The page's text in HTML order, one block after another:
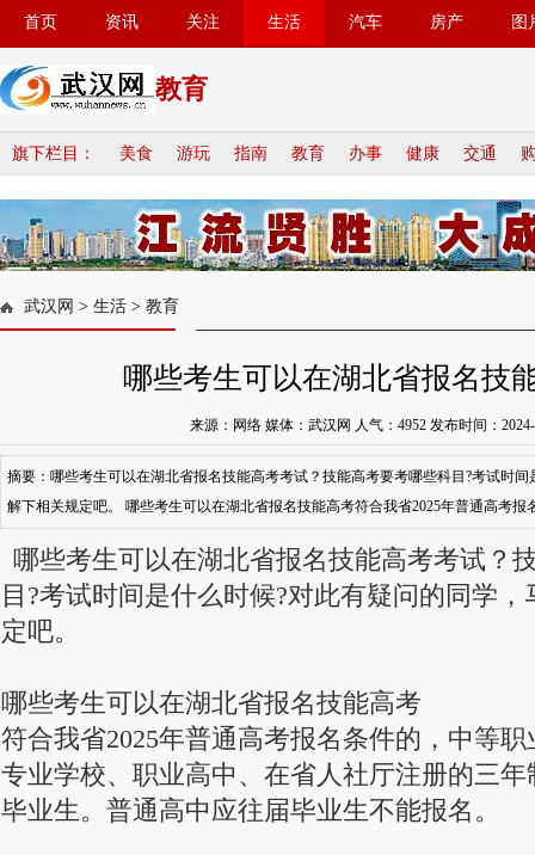
首页 资讯 关注 生活 汽车 房产 图
教育
旗下栏目： 美食 游玩 指南 教育 办事 健康 交通
武汉网 > 生活 > 教育
哪些考生可以在湖北省报名技
来源：网络 媒体：武汉网 人气： 4952 发布时间：
摘要：哪些考生可以在湖北省报名技能高考考试？技能高考要考哪些科目?考试时
解下相关规定吧。 哪些考生可以在湖北省报名技能高考符合我省2025年普通高考
考试时间技能高考考试分为技能操作考试和文化综合考试，满分为70
哪些考生可以在湖北省报名技能高考考试？
目?考试时间是什么时候?对此有疑问的同学
定吧。
哪些考生可以在湖北省报名技能高考
符合我省2025年普通高考报名条件的，中等
专业学校、职业高中、在省人社厅注册的三
毕业生。普通高中应往届毕业生不能报名。